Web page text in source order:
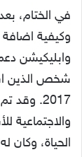
في الختام،
وكيفية
شخص الذين
2017.
والاجتماعية
الحياة، وكان